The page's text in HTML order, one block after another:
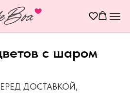
с шаром
ДОСТАВКОЙ,